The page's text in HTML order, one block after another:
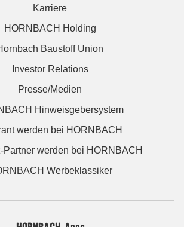
Karriere
HORNBACH Holding
Baustoff Union
Investor Relations
Presse/Medien
Hinweisgebersystem
werden bei HORNBACH
Partner werden bei HORNBACH
Werbeklassiker